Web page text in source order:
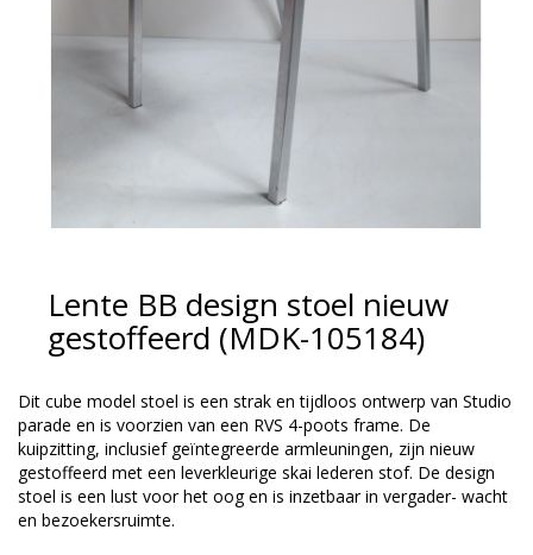
Lente BB design stoel nieuw
gestoffeerd (MDK-105184)
Dit cube model stoel is een strak en tijdloos ontwerp van Studio
parade en is voorzien van een RVS 4-poots frame. De
kuipzitting, inclusief geïntegreerde armleuningen, zijn nieuw
gestoffeerd met een leverkleurige skai lederen stof. De design
stoel is een lust voor het oog en is inzetbaar in vergader- wacht
en bezoekersruimte.